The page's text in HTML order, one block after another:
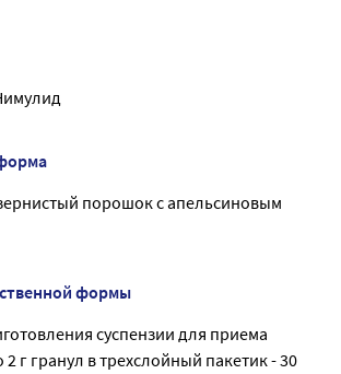
порошок с апельсиновым
формы
суспензии для приема
2 г гранул в трехслойный пакетик - 30